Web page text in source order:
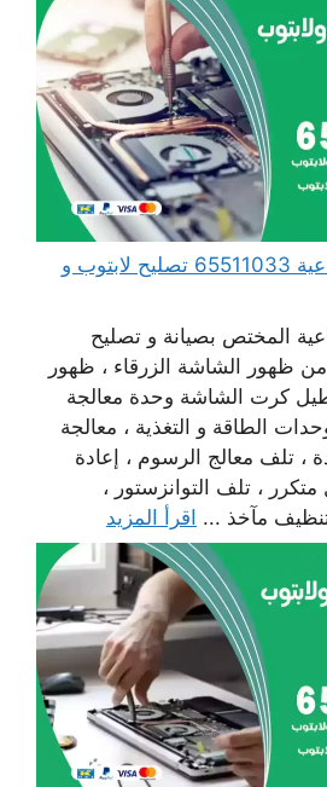
مهندس كمبيوتر الضباعية 65511033 تصليح لابتوب و
المختص بصيانة و تصليح
ظهور الشاشة الزرقاء ، ظهور
كرت الشاشة وحدة معالجة
الطاقة و التغذية ، معالجة
، تلف معالج الرسوم ، إعادة
، تلف التوانزستور ،
مآخذ ... اقرأ المزيد